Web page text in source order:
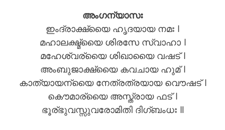
അംഗന്യാസഃ
ഇംദ്രാക്ഷ്യൈ ഹൃദയായ നമഃ ।
മഹാലക്ഷ്മ്യൈ ശിരസേ സ്വാഹാ ।
മഹേശ്വര്യൈ ശിഖായൈ വഷട് ।
അംബുജാക്ഷ്യൈ കവചായ ഹുമ് ।
കാത്യായന്യൈ നേത്രത്രയായ വൌഷട് ।
കൌമാര്യൈ അസ്ത്രായ ഫട് ।
ഭൂര്ഭുവസ്സുവരോമിതി ദിഗ്ബംധഃ ॥